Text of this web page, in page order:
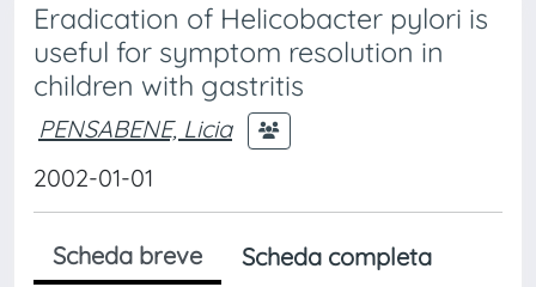
Eradication of Helicobacter pylori is
useful for symptom resolution in
children with gastritis
PENSABENE, Licia
2002-01-01
Scheda breve
Scheda completa